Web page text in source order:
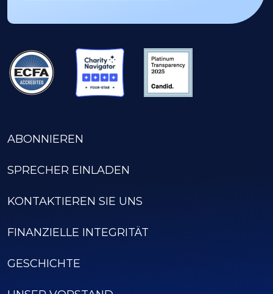
ABONNIEREN
SPRECHER EINLADEN
KONTAKTIEREN SIE UNS
FINANZIELLE INTEGRITÄT
GESCHICHTE